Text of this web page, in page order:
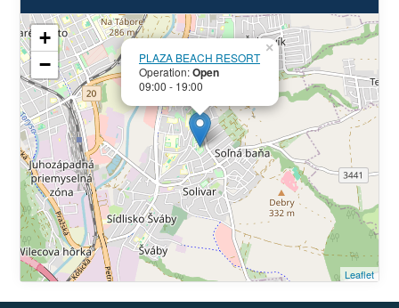
PLAZA BEACH RESORT
Operation:Open
09:00 - 19:00
×
+
−
Leaflet